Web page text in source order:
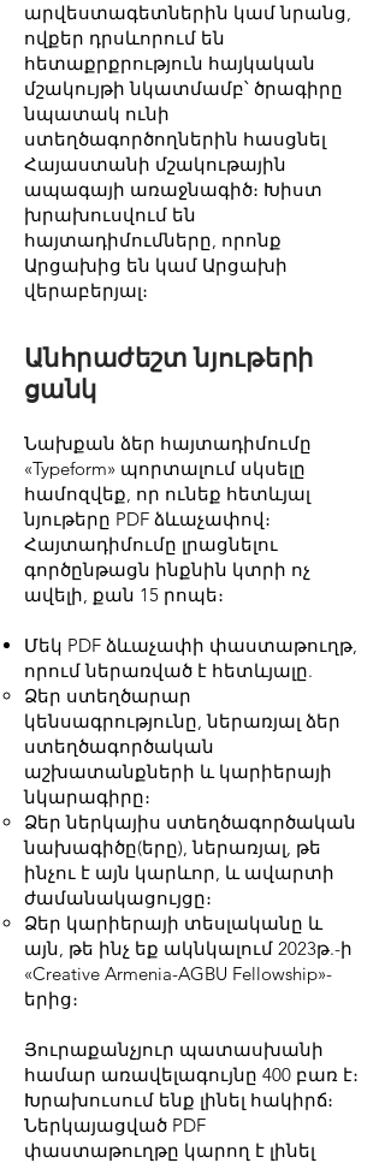
արվեստագետներին կամ նրանց,
ովքեր դրսևորում են
հետաքրքրություն հայկական
մշակույթի նկատմամբ՝ ծրագիրը
նպատակ ունի
ստեղծագործողներին հասցնել
Հայաստանի մշակութային
ապագայի առաջնագիծ։ Խիստ
խրախուսվում են
հայտադիմումները, որոնք
Արցախից են կամ Արցախի
վերաբերյալ։
Անհրաժեշտ նյութերի
ցանկ
Նախքան ձեր հայտադիմումը
«Typeform» պորտալում սկսելը
համոզվեք, որ ունեք հետևյալ
նյութերը PDF ձևաչափով։
Հայտադիմումը լրացնելու
գործընթացն ինքնին կտրի ոչ
ավելի, քան 15 րոպե։
Մեկ PDF ձևաչափի փաստաթուղթ,
որում ներառված է հետևյալը.
Ձեր ստեղծարար
կենսագրությունը, ներառյալ ձեր
ստեղծագործական
աշխատանքների և կարիերայի
նկարագիրը։
Ձեր ներկայիս ստեղծագործական
նախագիծը(երը), ներառյալ, թե
ինչու է այն կարևոր, և ավարտի
ժամանակացույցը։
Ձեր կարիերայի տեսլականը և
այն, թե ինչ եք ակնկալում 2023թ.-ի
«Creative Armenia-AGBU Fellowship»-
երից։
Յուրաքանչյուր պատասխանի
համար առավելագույնը 400 բառ է։
Խրախուսում ենք լինել հակիրճ։
Ներկայացված PDF
փաստաթուղթը կարող է լինել